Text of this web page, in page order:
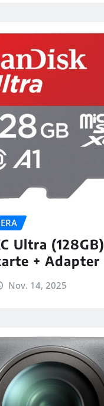
Ultra (128GB)
+ Adapter
Nov. 14, 2025